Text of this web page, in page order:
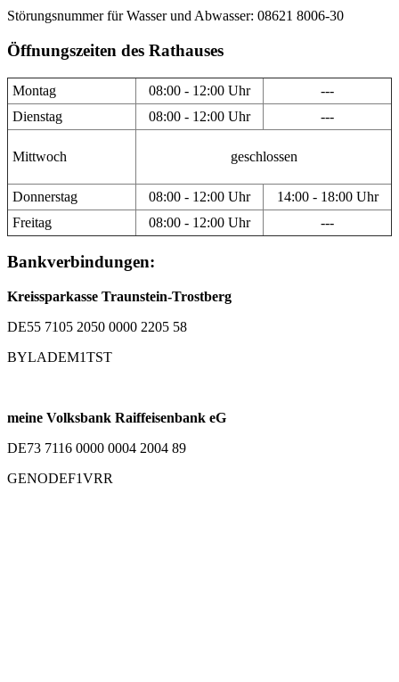
Störungsnummer für Wasser und Abwasser: 08621 8006-30
Öffnungszeiten des Rathauses
Montag 08:00 - 12:00 Uhr
---
Dienstag
08:00 - 12:00 Uhr ---
Mittwoch geschlossen
Donnerstag 08:00 - 12:00 Uhr
14:00 - 18:00 Uhr
Freitag
08:00 - 12:00 Uhr ---
Bankverbindungen:
Kreissparkasse Traunstein-Trostberg
DE55 7105 2050 0000 2205 58
BYLADEM1TST
meine Volksbank Raiffeisenbank eG
DE73 7116 0000 0004 2004 89
GENODEF1VRR